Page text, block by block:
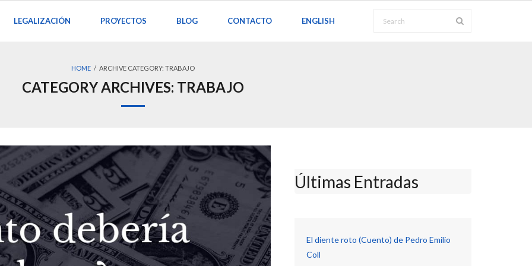
LEGALIZACIÓN PROYECTOS BLOG CONTACTO ENGLISH
HOME / ARCHIVE CATEGORY: TRABAJO
CATEGORY ARCHIVES: TRABAJO
Últimas Entradas
El diente roto (Cuento) de Pedro Emilio
Coll